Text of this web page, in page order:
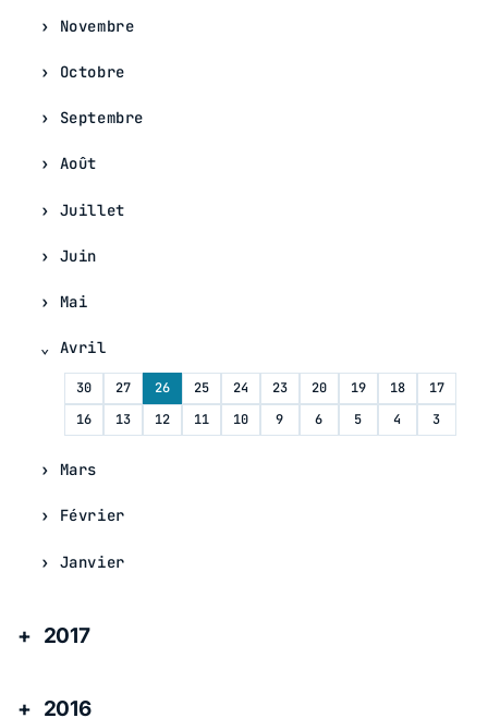
Novembre
Octobre
Septembre
Août
Juillet
Juin
Mai
Avril
30 27 26 25 24 23 20 19 18
17
16
13 12 11 10 9 6 5 4 3
Mars
Février
Janvier
2017
2016